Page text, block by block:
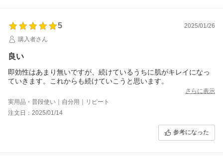
5
2025/01/26
購入者さん
良い
即効性はあまり無いですが、続けているうちに肌がキレイになっ
ていきます。これからも続けていこうと思います。
さらに表示
実用品・普段使い｜自分用｜リピート
注文日：2025/01/14
参考になった